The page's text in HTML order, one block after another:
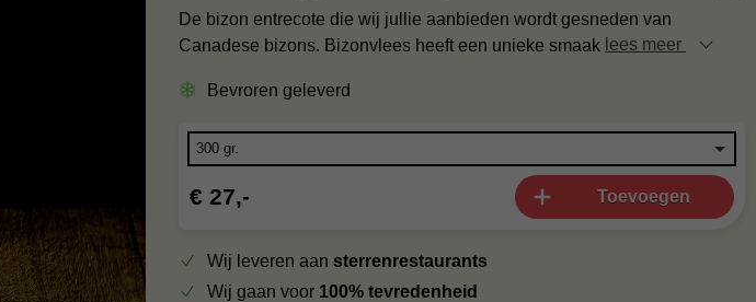
De bizon entrecote die wij jullie aanbieden wordt gesneden van
Canadese bizons. Bizonvlees heeft een unieke smaak lees meer
Bevroren geleverd
€ 27,- Toevoegen
Wij leveren aan sterrenrestaurants
Wij gaan voor 100% tevredenheid